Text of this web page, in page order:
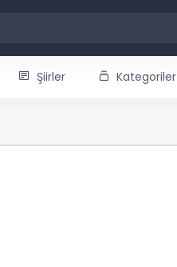
Şiirler Kategoriler